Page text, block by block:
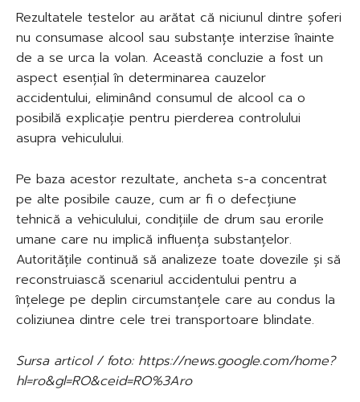
Rezultatele testelor au arătat că niciunul dintre șoferi
nu consumase alcool sau substanțe interzise înainte
de a se urca la volan. Această concluzie a fost un
aspect esențial în determinarea cauzelor
accidentului, eliminând consumul de alcool ca o
posibilă explicație pentru pierderea controlului
asupra vehiculului.
Pe baza acestor rezultate, ancheta s-a concentrat
pe alte posibile cauze, cum ar fi o defecțiune
tehnică a vehiculului, condițiile de drum sau erorile
umane care nu implică influența substanțelor.
Autoritățile continuă să analizeze toate dovezile și să
reconstruiască scenariul accidentului pentru a
înțelege pe deplin circumstanțele care au condus la
coliziunea dintre cele trei transportoare blindate.
Sursa articol / foto: https://news.google.com/home?
hl=ro&gl=RO&ceid=RO%3Aro